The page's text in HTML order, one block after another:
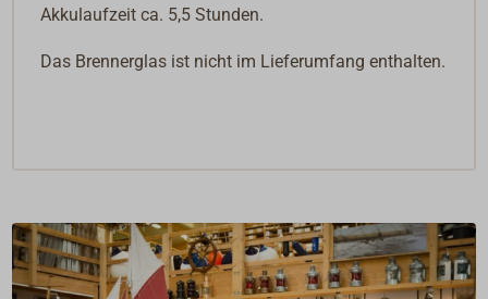
Akkulaufzeit ca. 5,5 Stunden.
Das Brennerglas ist nicht im Lieferumfang enthalten.